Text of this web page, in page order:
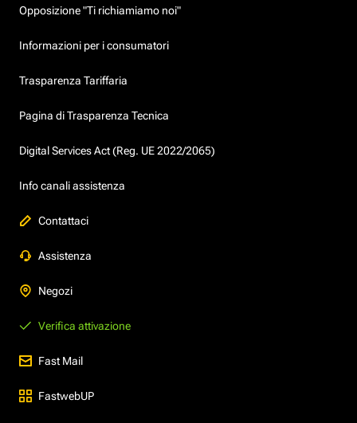
Opposizione "Ti richiamiamo noi"
Informazioni per i consumatori
Trasparenza Tariffaria
Pagina di Trasparenza Tecnica
Digital Services Act (Reg. UE 2022/2065)
Info canali assistenza
Contattaci
Assistenza
Negozi
Verifica attivazione
Fast Mail
FastwebUP